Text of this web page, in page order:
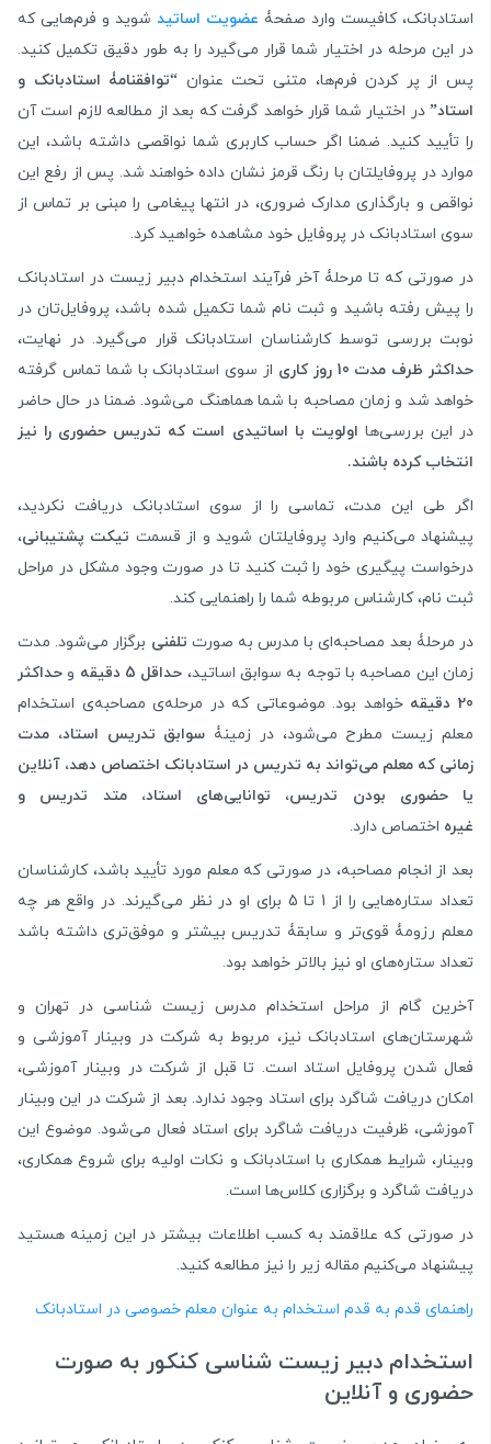
استادبانک، کافیست وارد صفحۀ عضویت اساتید شوید و فرم‌هایی که
در این مرحله در اختیار شما قرار می‌گیرد را به طور دقیق تکمیل کنید.
پس از پر کردن فرم‌ها، متنی تحت عنوان “توافقنامۀ استادبانک و
استاد” در اختیار شما قرار خواهد گرفت که بعد از مطالعه لازم است آن
را تأیید کنید. ضمنا اگر حساب کاربری شما نواقصی داشته باشد، این
موارد در پروفایلتان با رنگ قرمز نشان داده خواهند شد. پس از رفع این
نواقص و بارگذاری مدارک ضروری، در انتها پیغامی را مبنی بر تماس از
سوی استادبانک در پروفایل خود مشاهده خواهید کرد.
در صورتی که تا مرحلۀ آخر فرآیند استخدام دبیر زیست در استادبانک
را پیش رفته باشید و ثبت نام شما تکمیل شده باشد، پروفایل‌تان در
نوبت بررسی توسط کارشناسان استادبانک قرار می‌گیرد. در نهایت،
حداکثر ظرف مدت 10 روز کاری
از سوی استادبانک با شما تماس گرفته
خواهد شد و زمان مصاحبه با شما هماهنگ می‌شود. ضمنا در حال حاضر
در این بررسی‌ها اولویت با اساتیدی است که تدریس حضوری را نیز
انتخاب کرده باشند.
اگر طی این مدت، تماسی را از سوی استادبانک دریافت نکردید،
پیشنهاد می‌کنیم وارد پروفایلتان شوید و از قسمت تیکت پشتیبانی،
درخواست پیگیری خود را ثبت کنید تا در صورت وجود مشکل در مراحل
ثبت نام، کارشناس مربوطه شما را راهنمایی کند.
در مرحلۀ بعد مصاحبه‌ای با مدرس به صورت تلفنی برگزار می‌شود. مدت
زمان این مصاحبه با توجه به سوابق اساتید، حداقل 5 دقیقه و حداکثر
20 دقیقه
خواهد بود. موضوعاتی که در مرحله‌ی مصاحبه‌ی استخدام
معلم زیست مطرح می‌شود، در زمینۀ سوابق تدریس استاد، مدت
زمانی که معلم می‌تواند به تدریس در استادبانک اختصاص دهد، آنلاین
یا حضوری بودن تدریس، توانایی‌های استاد، متد تدریس و
غیره اختصاص دارد.
بعد از انجام مصاحبه، در صورتی که معلم مورد تأیید باشد، کارشناسان
تعداد ستاره‌هایی را از 1 تا 5 برای او در نظر می‌گیرند. در واقع هر چه
معلم رزومۀ قوی‌تر و سابقۀ تدریس بیشتر و موفق‌تری داشته باشد
تعداد ستاره‌های او نیز بالاتر خواهد بود.
آخرین گام از مراحل استخدام مدرس زیست شناسی در تهران و
شهرستان‌های استادبانک نیز، مربوط به شرکت در وبینار آموزشی و
فعال شدن پروفایل استاد است. تا قبل از شرکت در وبینار آموزشی،
امکان دریافت شاگرد برای استاد وجود ندارد. بعد از شرکت در این وبینار
آموزشی، ظرفیت دریافت شاگرد برای استاد فعال می‌شود. موضوع این
وبینار، شرایط همکاری با استادبانک و نکات اولیه برای شروع همکاری،
دریافت شاگرد و برگزاری کلاس‌ها است.
در صورتی که علاقمند به کسب اطلاعات بیشتر در این زمینه هستید
پیشنهاد می‌کنیم مقاله زیر را نیز مطالعه کنید.
راهنمای قدم به قدم استخدام به عنوان معلم خصوصی در استادبانک
استخدام دبیر زیست شناسی کنکور به صورت
حضوری و آنلاین